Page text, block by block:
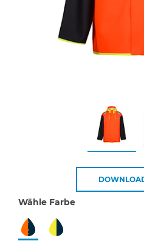
Wähle Farbe